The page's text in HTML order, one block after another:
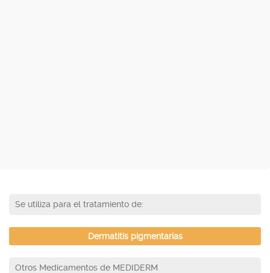
Se utiliza para el tratamiento de:
Dermatitis pigmentarias
Otros Medicamentos de MEDIDERM